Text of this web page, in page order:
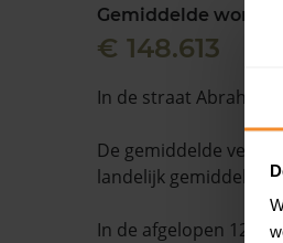
Gemiddelde
€ 148.613
In de straat Abraham
De gemiddelde
landelijk gemiddelde
In de afgelopen 12